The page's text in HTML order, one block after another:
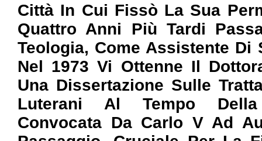
Città In Cui Fissò La Sua
Quattro Anni Più Tardi
Teologia, Come Assistente Di
Nel 1973 Vi Ottenne Il
Una Dissertazione Sulle
Luterani Al Tempo
Convocata Da Carlo V Ad